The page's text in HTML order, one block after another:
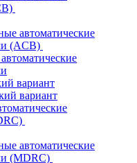
автоматические
(ACB)
вариант
вариант
автоматические
(MDRC)